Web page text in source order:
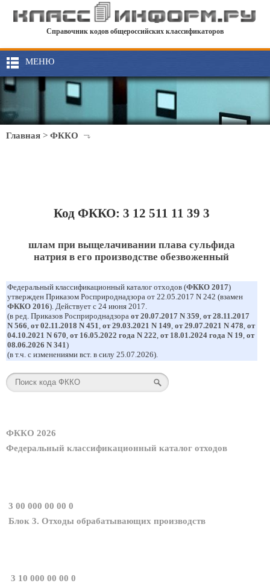
Справочник кодов общероссийских классификаторов
МЕНЮ
Главная > ФККО
Код ФККО: 3 12 511 11 39 3
шлам при выщелачивании плава сульфида
натрия в его производстве обезвоженный
Федеральный классификационный каталог отходов (ФККО 2017)
утвержден Приказом Росприроднадзора от 22.05.2017 N 242 (взамен
ФККО 2016). Действует с 24 июня 2017.
(в ред. Приказов Росприроднадзора от 20.07.2017 N 359, от 28.11.2017
N 566, от 02.11.2018 N 451, от 29.03.2021 N 149, от 29.07.2021 N 478, от
04.10.2021 N 670, от 16.05.2022 года N 222, от 18.01.2024 года N 19, от
08.06.2026 N 341)
(в т.ч. с изменениями вст. в силу 25.07.2026).
ФККО 2026
Федеральный классификационный каталог отходов
3 00 000 00 00 0
Блок 3. Отходы обрабатывающих производств
3 10 000 00 00 0